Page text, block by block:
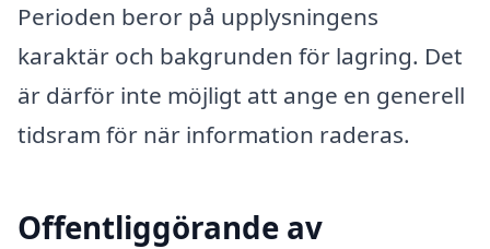
Perioden beror på upplysningens
karaktär och bakgrunden för lagring. Det
är därför inte möjligt att ange en generell
tidsram för när information raderas.
Offentliggörande av